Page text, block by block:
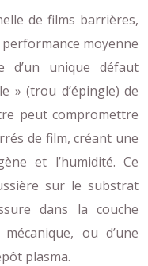
de films barrières,
moyenne
d’un unique défaut
» (trou d’épingle) de
peut compromettre
de film, créant une
et l’humidité. Ce
sur le substrat
dans la couche
ou d’une
plasma.